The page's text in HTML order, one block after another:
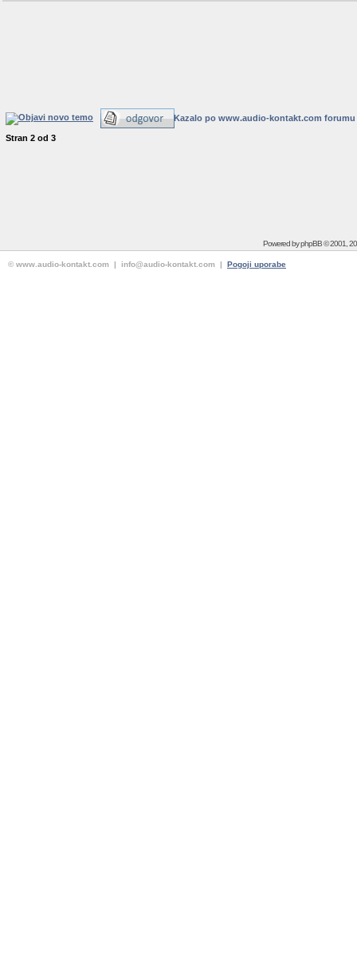
Kazalo po www.audio-kontakt.com forumu
Stran 2 od 3
Powered byphpBB© 2001,
© www.audio-kontakt.com | info@audio-kontakt.com | Pogoji uporabe